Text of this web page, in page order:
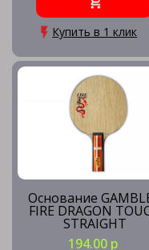
Купить в 1 клик
Основание
FIRE DRAGON
STRAIGHT
194.00 р